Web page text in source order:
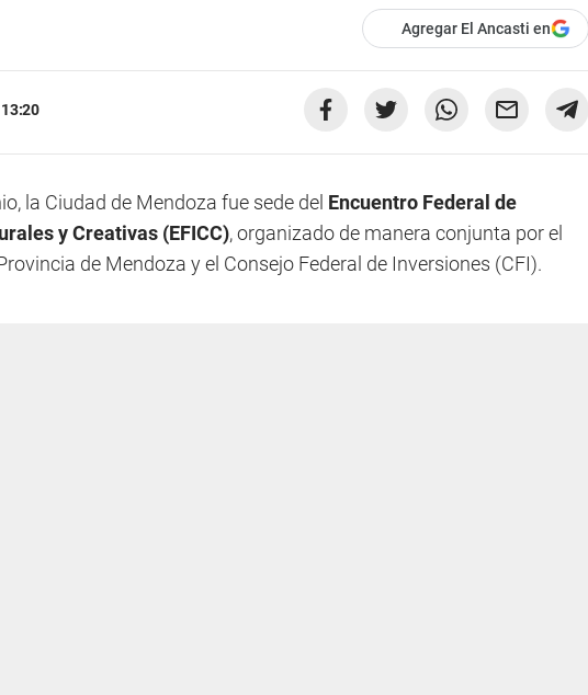
Agregar El Ancasti en
la Ciudad de Mendoza fue sede del Encuentro Federal de
y Creativas (EFICC), organizado de manera conjunta por el
de Mendoza y el Consejo Federal de Inversiones (CFI).